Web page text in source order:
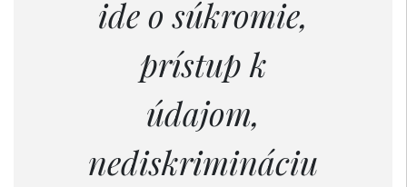
ide o súkromie,
prístup k
údajom,
nediskrimináciu